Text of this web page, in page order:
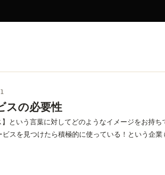
スの必要性
】という言葉に対してどのようなイメージをお持
ビスを見つけたら積極的に使っている！という企